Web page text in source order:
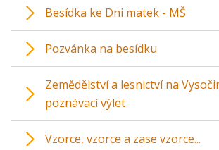
Besídka ke Dni matek - MŠ
Pozvánka na besídku
Zemědělství a lesnictví na
poznávací výlet
Vzorce, vzorce a zase vzorce...